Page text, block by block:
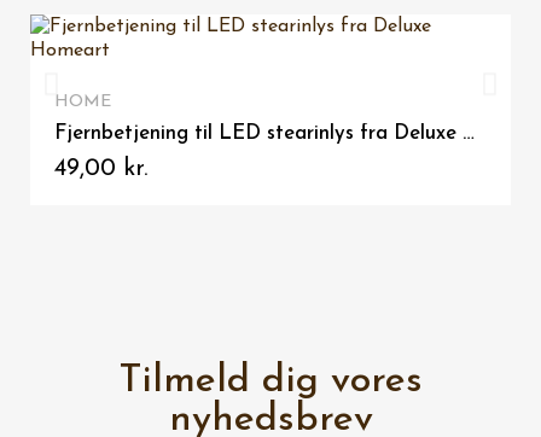
HOME
Fjernbetjening til LED stearinlys fra Deluxe Homeart
49,00 kr.
Tilmeld dig vores
nyhedsbrev